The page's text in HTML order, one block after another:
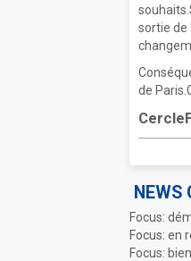
sortie de
de
NEWS
Focus:
Focus: en
Focus: